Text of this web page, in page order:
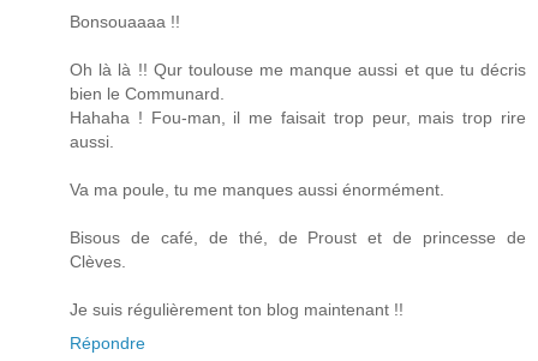
Bonsouaaaa !!
Oh là là !! Qur toulouse me manque aussi et que tu décris
bien le Communard.
Hahaha ! Fou-man, il me faisait trop peur, mais trop rire
aussi.
Va ma poule, tu me manques aussi énormément.
Bisous de café, de thé, de Proust et de princesse de
Clèves.
Je suis régulièrement ton blog maintenant !!
Répondre